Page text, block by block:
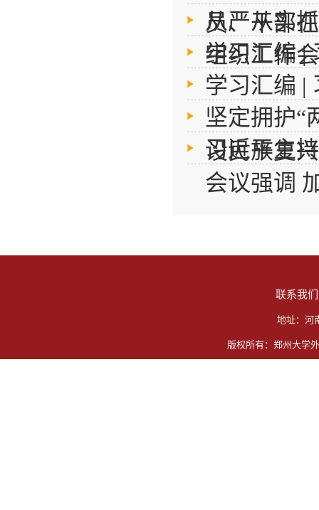
员、干部
从严从实
组织工作
学习汇编 |
学习汇编 |
坚定拥护“
设民族复
习近平主
会议强调
联系我们
地址：河
版权所有：郑州大学